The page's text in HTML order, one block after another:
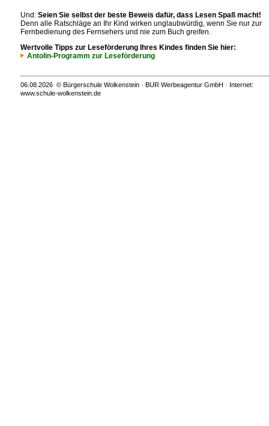
Und: Seien Sie selbst der beste Beweis dafür, dass Lesen Spaß macht!
Denn alle Ratschläge an Ihr Kind wirken unglaubwürdig, wenn Sie nur zur
Fernbedienung des Fernsehers und nie zum Buch greifen.
Wertvolle Tipps zur Leseförderung Ihres Kindes finden Sie hier:
Antolin-Programm zur Leseförderung
06.08.2026 © Bürgerschule Wolkenstein · BUR Werbeagentur GmbH · Internet:
www.schule-wolkenstein.de